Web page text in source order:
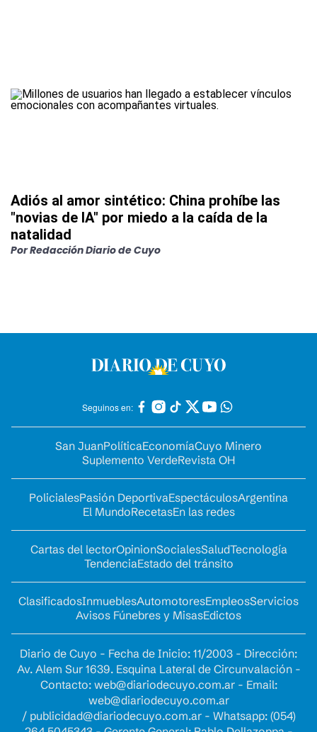
Adiós al amor sintético: China prohíbe las
"novias de IA" por miedo a la caída de la
natalidad
PorRedacción Diario de Cuyo
Seguinos en:
San JuanPolíticaEconomíaCuyo Minero
Suplemento VerdeRevista OH
PolicialesPasión DeportivaEspectáculosArgentina
El MundoRecetasEn las redes
Cartas del lectorOpinionSocialesSaludTecnología
TendenciaEstado del tránsito
ClasificadosInmueblesAutomotoresEmpleosServicios
Avisos Fúnebres y MisasEdictos
Diario de Cuyo - Fecha de Inicio: 11/2003 - Dirección:
Av. Alem Sur 1639. Esquina Lateral de Circunvalación -
Contacto: web@diariodecuyo.com.ar- Email:
web@diariodecuyo.com.ar
/ publicidad@diariodecuyo.com.ar- Whatsapp: (054)